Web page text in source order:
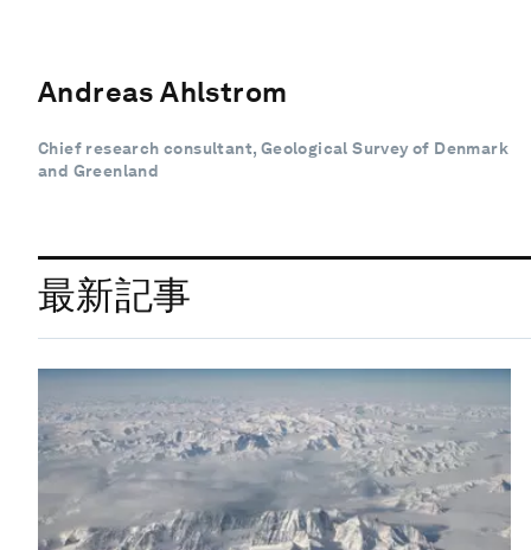
Andreas Ahlstrom
Chief research consultant, Geological Survey of Denmark
and Greenland
最新記事